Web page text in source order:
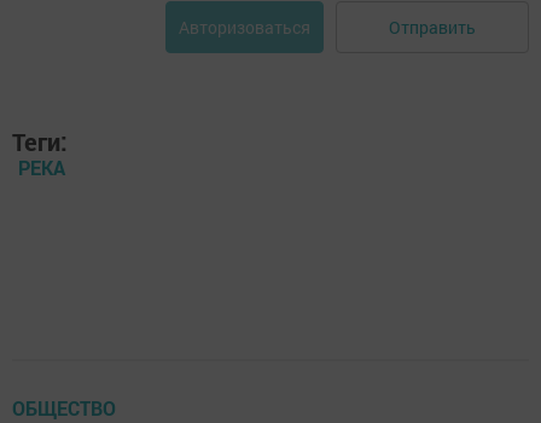
Авторизоваться Отправить
Теги:
РЕКА
ОБЩЕСТВО